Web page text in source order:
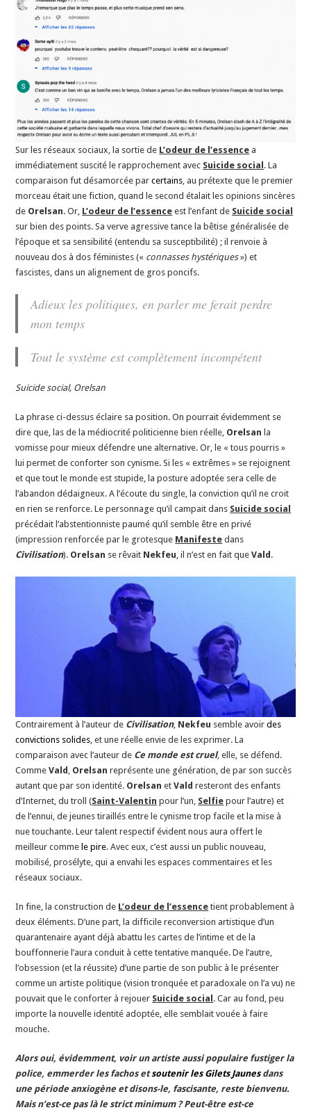
Sur les réseaux sociaux, la sortie de L’odeur de l’essence a
immédiatement suscité le rapprochement avec Suicide social . La
comparaison fut désamorcée parcertains , au prétexte que le premier
morceau était une fiction, quand le second étalait les opinions sincères
de Orelsan. Or, L’odeur de l’essence est l’enfant de Suicide social
sur bien des points. Sa verve agressive tance la bêtise généralisée de
l’époque et sa sensibilité (entendu sa susceptibilité) ; il renvoie à
nouveau dos à dos féministes (« connasses hystériques») et
fascistes, dans un alignement de gros poncifs.
Adieux les politiques, en parler me ferait perdre
mon temps
Tout le système est complètement incompétent
Suicide social, Orelsan
La phrase ci-dessus éclaire sa position. On pourrait évidemment se
dire que, las de la médiocrité politicienne bien réelle, Orelsan la
vomisse pour mieux défendre une alternative. Or, le « tous pourris »
lui permet de conforter son cynisme. Si les « extrêmes » se rejoignent
et que tout le monde est stupide, la posture adoptée sera celle de
l’abandon dédaigneux. A l’écoute du single, la conviction qu’il ne croit
en rien se renforce. Le personnage qu’il campait dans Suicide social
précédait l’abstentionniste paumé qu’il semble être en privé
(impression renforcée par le grotesque Manifeste dans
Civilisation). Orelsan se rêvait Nekfeu , il n’est en fait queVald .
Contrairement à l’auteur de Civilisation, Nekfeu semble avoirdes
convictions solides , et une réelle envie de les exprimer. La
comparaison avec l’auteur de Ce monde est cruel, elle, se défend.
CommeVald Orelsan représente une génération, de par son succès
autant que par son identité. Orelsan etVald resteront des enfants
d’Internet, du troll (Saint-Valentin pour l’un, Selfie pour l’autre) et
de l’ennui, de jeunes tiraillés entre le cynisme trop facile et la mise à
nue touchante. Leur talent respectif évident nous aura offert le
meilleur commele pire. Avec eux, c’est aussi un public nouveau,
mobilisé, prosélyte, qui a envahi les espaces commentaires et les
réseaux sociaux.
In fine, la construction de L’odeur de l’essence tient probablement à
deux éléments. D’une part, la difficile reconversion artistique d’un
quarantenaire ayant déjà abattu les cartes de l’intime et de la
bouffonnerie l’aura conduit à cette tentative manquée. De l’autre,
l’obsession (et la réussite) d’une partie de son public à le présenter
comme un artiste politique (vision tronquée et paradoxale on l’a vu) ne
pouvait que le conforter à rejouer Suicide social. Car au fond, peu
importe la nouvelle identité adoptée, elle semblait vouée à faire
mouche.
Alors oui, évidemment, voir un artiste aussi populaire fustiger la
police, emmerder les fachos etsoutenir les Gilets Jaunesdans
une période anxiogène et disons-le, fascisante, reste bienvenu.
Mais n’est-ce pas là le strict minimum ? Peut-être est-ce